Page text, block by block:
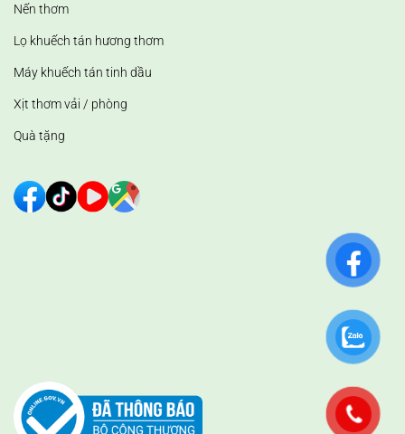
Nến thơm
Lọ khuếch tán hương thơm
Máy khuếch tán tinh dầu
Xịt thơm vải / phòng
Quà tặng